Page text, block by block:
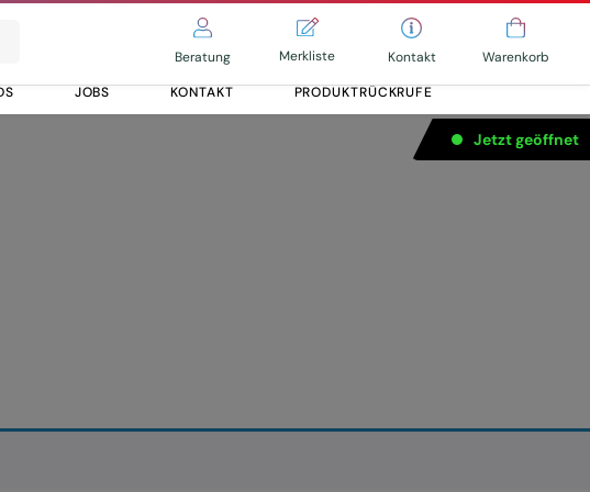
Beratung Merkliste Kontakt
Warenkorb
JOBS KONTAKT PRODUKTRÜCKRUFE
Jetzt geöffnet